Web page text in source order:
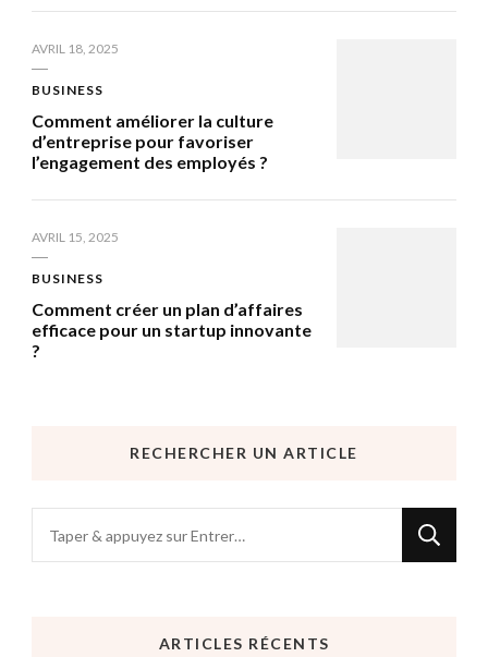
AVRIL 18, 2025
BUSINESS
Comment améliorer la culture
d’entreprise pour favoriser
l’engagement des employés ?
AVRIL 15, 2025
BUSINESS
Comment créer un plan d’affaires
efficace pour un startup innovante
?
RECHERCHER UN ARTICLE
recherchiez
ARTICLES RÉCENTS